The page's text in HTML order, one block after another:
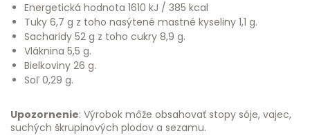
Energetická hodnota 1610 kJ / 385 kcal
Tuky 6,7 g z toho nasýtené mastné kyseliny 1,1 g.
Sacharidy 52 g z toho cukry 8,9 g.
Vláknina 5,5 g.
Bielkoviny 26 g.
Soľ 0,29 g.
Upozornenie: Výrobok môže obsahovať stopy sóje, vajec,
suchých škrupinových plodov a sezamu.